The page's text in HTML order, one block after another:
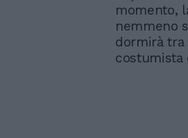
momento,
nemmeno
dormirà tra
costumista